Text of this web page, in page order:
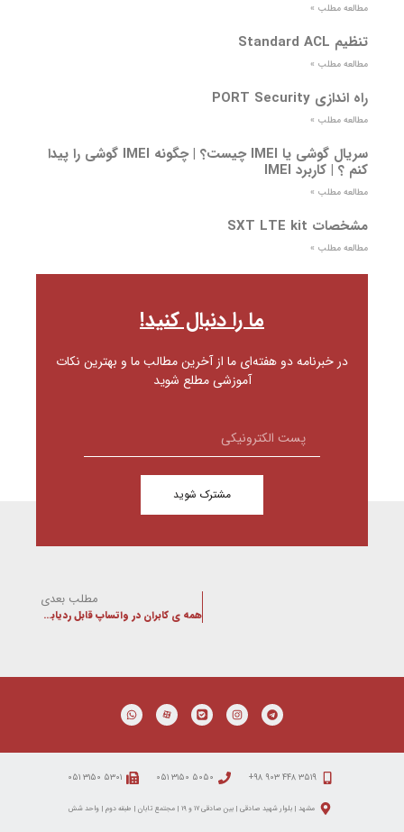
مطالعه مطلب »
تنظیم Standard ACL
مطالعه مطلب »
راه اندازی PORT Security
مطالعه مطلب »
سریال گوشی یا IMEI چیست؟ | چگونه IMEI گوشی را پیدا
کنم ؟ | کاربرد IMEI
مطالعه مطلب »
مشخصات SXT LTE kit
مطالعه مطلب »
ما را دنبال کنید!
در خبرنامه دو هفته‌ای ما از آخرین مطالب ما و بهترین نکات
آموزشی مطلع شوید
مشترک شوید
مطلب بعدی
همه ی کابران در واتساپ قابل ردیابی هستند!
۳۵۱۹ ۴۴۸ ۹۰۳ ۹۸+ ۵۰۵۰ ۳۱۵۰ ۰۵۱ ۵۳۰۱ ۳۱۵۰ ۰۵۱
مشهد | بلوار شهید صادقی | بین صادقی ۱۷ و ۱۹ | مجتمع تابان | طبقه دوم | واحد شش